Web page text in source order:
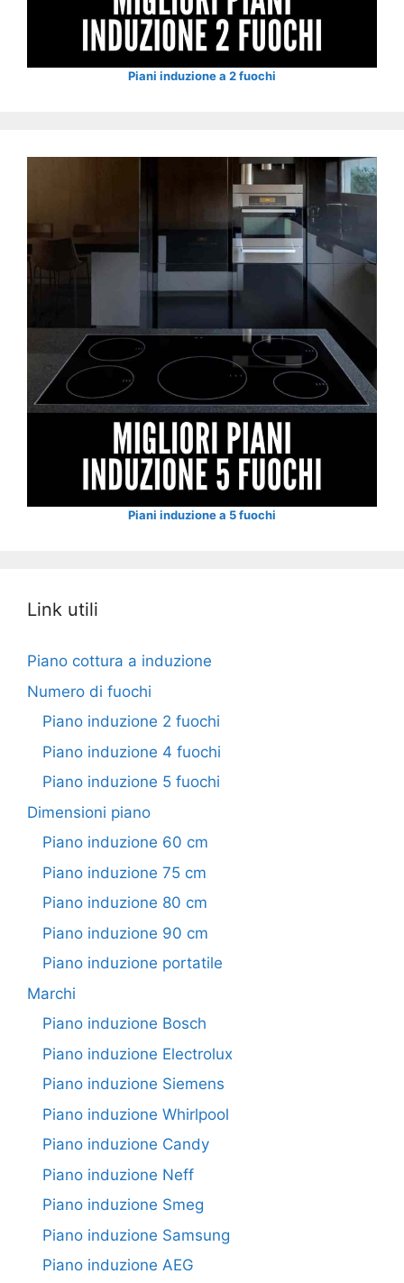
Piani induzione a 2 fuochi
Piani induzione a 5 fuochi
Link utili
Piano cottura a induzione
Numero di fuochi
Piano induzione 2 fuochi
Piano induzione 4 fuochi
Piano induzione 5 fuochi
Dimensioni piano
Piano induzione 60 cm
Piano induzione 75 cm
Piano induzione 80 cm
Piano induzione 90 cm
Piano induzione portatile
Marchi
Piano induzione Bosch
Piano induzione Electrolux
Piano induzione Siemens
Piano induzione Whirlpool
Piano induzione Candy
Piano induzione Neff
Piano induzione Smeg
Piano induzione Samsung
Piano induzione AEG